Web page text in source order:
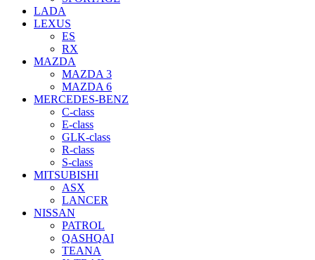
LADA
LEXUS
ES
RX
MAZDA
MAZDA 3
MAZDA 6
MERCEDES-BENZ
C-class
E-class
GLK-class
R-class
S-class
MITSUBISHI
ASX
LANCER
NISSAN
PATROL
QASHQAI
TEANA